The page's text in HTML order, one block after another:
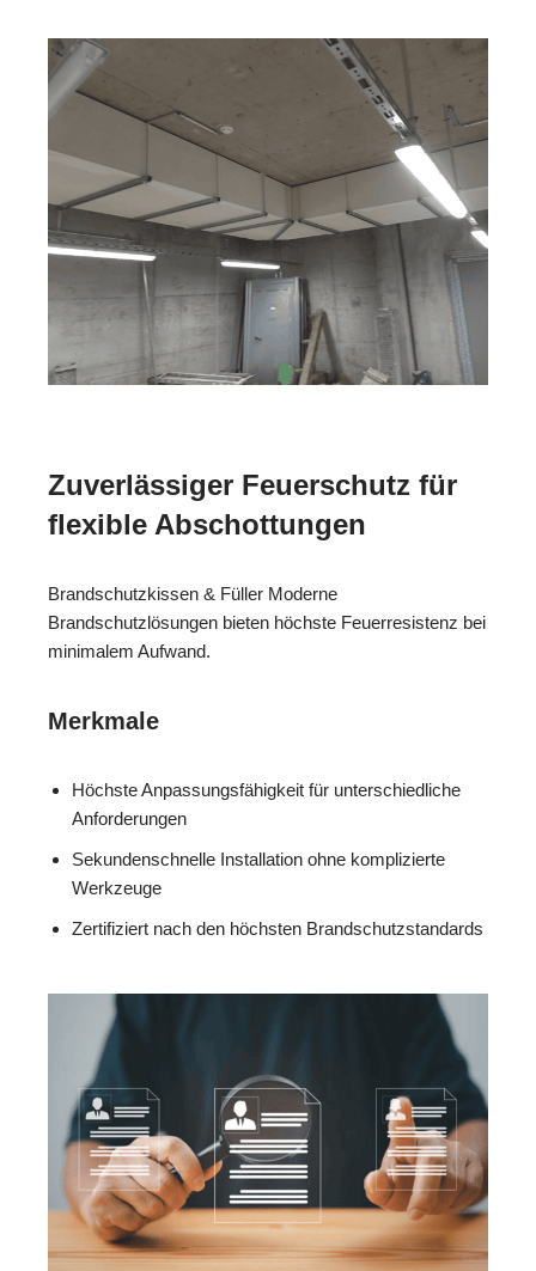
Zuverlässiger Feuerschutz für
flexible Abschottungen
Brandschutzkissen & Füller Moderne
Brandschutzlösungen bieten höchste Feuerresistenz bei
minimalem Aufwand.
Merkmale
Höchste Anpassungsfähigkeit für unterschiedliche
Anforderungen
Sekundenschnelle Installation ohne komplizierte
Werkzeuge
Zertifiziert nach den höchsten Brandschutzstandards